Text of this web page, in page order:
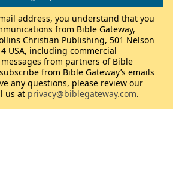
address, you understand that you
from Bible Gateway,
Christian Publishing, 501 Nelson
USA, including commercial
from partners of Bible
from Bible Gateway’s emails
any questions, please review our
us at privacy@biblegateway.com.